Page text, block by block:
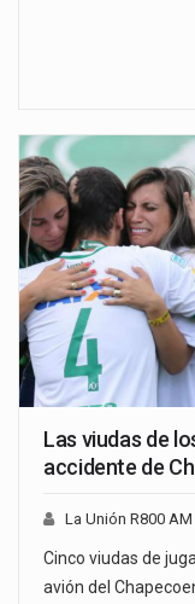
Las viudas de
accidente de
La Unión R800 AM
Cinco viudas de
avión del